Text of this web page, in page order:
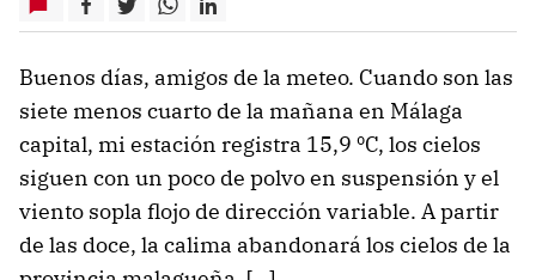
Buenos días, amigos de la meteo. Cuando son las
siete menos cuarto de la mañana en Málaga
capital, mi estación registra 15,9 ºC, los cielos
siguen con un poco de polvo en suspensión y el
viento sopla flojo de dirección variable. A partir
de las doce, la calima abandonará los cielos de la